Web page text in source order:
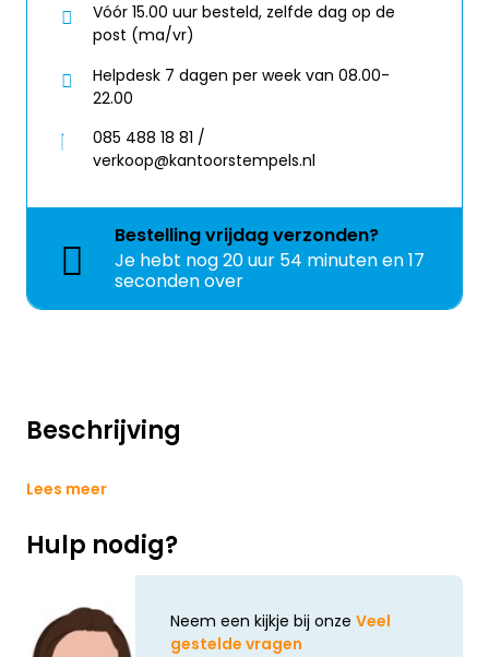
Beschrijving
Lees meer
Hulp nodig?
Neem een kijkje bij onze Veel
gestelde vragen
Vóór 15.00 uur besteld, zelfde dag op de
post (ma/vr)
Helpdesk 7 dagen per week van 08.00-
22.00
085 488 18 81 /
verkoop@kantoorstempels.nl
Bestellingvrijdagverzonden?
Je hebt nog20 uur 54 minuten en 17
seconden over